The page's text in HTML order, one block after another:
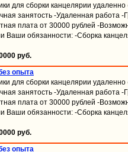
для сборки канцелярии
занятость -Удаленная работа -
плата от 30000 рублей -
Ваши обязанности: -Сборка
руб.
опыта
для сборки канцелярии
занятость -Удаленная работа -
плата от 30000 рублей -
Ваши обязанности: -Сборка
руб.
опыта